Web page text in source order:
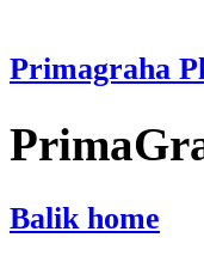
Primagraha
Balik home